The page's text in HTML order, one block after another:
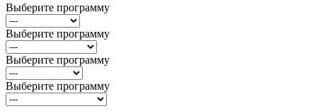
Выберите программу
Выберите программу
Выберите программу
Выберите программу